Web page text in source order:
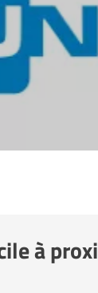
à